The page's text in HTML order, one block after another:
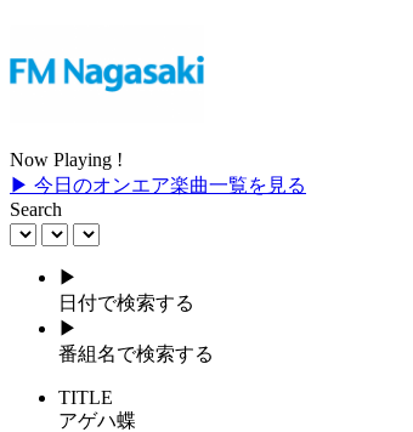
Now Playing !
▶ 今日のオンエア楽曲一覧を見る
Search
▶
日付で検索する
▶
番組名で検索する
TITLE
アゲハ蝶